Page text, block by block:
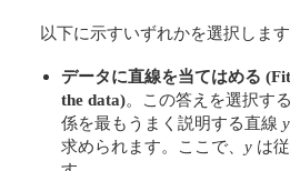
以下に示すいずれかを選択します
データに直線を当てはめる
the data)。この答えを選択す
係を最もうまく説明する直線 y
求められます。ここで、 y は